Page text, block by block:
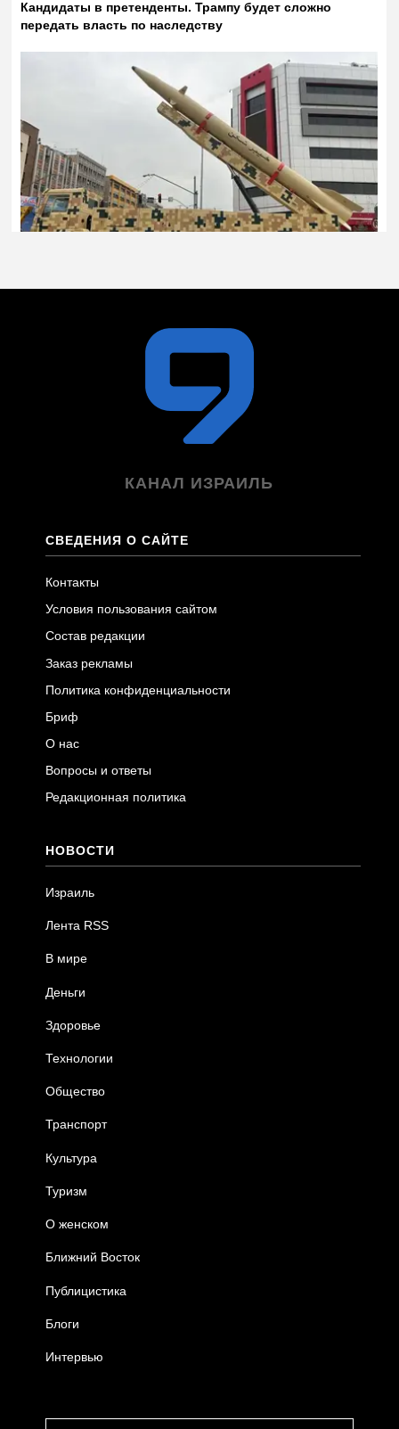
КАНАЛ ИЗРАИЛЬ
СВЕДЕНИЯ О САЙТЕ
Контакты
Условия пользования сайтом
Состав редакции
Заказ рекламы
Политика конфиденциальности
Бриф
О нас
Вопросы и ответы
Редакционная политика
НОВОСТИ
Израиль
Лента RSS
В мире
Деньги
Здоровье
Технологии
Общество
Транспорт
Культура
Туризм
О женском
Ближний Восток
Публицистика
Блоги
Интервью